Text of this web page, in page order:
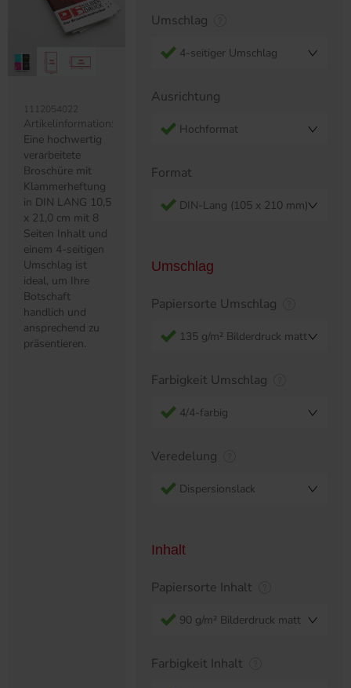
1112054022
Artikelinformation:
Eine hochwertig
verarbeitete
Broschüre mit
Klammerheftung
in DIN LANG 10,5
x 21,0 cm mit 8
Seiten Inhalt und
einem 4-seitigen
Umschlag ist
ideal, um Ihre
Botschaft
handlich und
ansprechend zu
präsentieren.
Umschlag
4-seitiger Umschlag
Ausrichtung
Hochformat
Format
DIN-Lang (105 x 210 mm)
Umschlag
Papiersorte Umschlag
135 g/m² Bilderdruck matt
Farbigkeit Umschlag
4/4-farbig
Veredelung
Dispersionslack
Inhalt
Papiersorte Inhalt
90 g/m² Bilderdruck matt
Farbigkeit Inhalt